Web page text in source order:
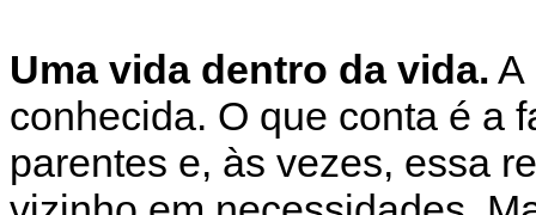
Uma vida dentro da vida. A
conhecida. O que conta é a
parentes e, às vezes, essa